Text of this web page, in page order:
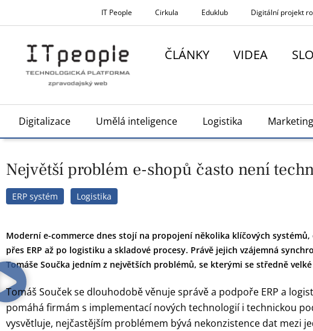
na
IT People Cirkula Eduklub Digitální projekt
ČLÁNKY VIDEA
Digitalizace Umělá inteligence Logistika Marketing
Největší problém e-shopů často není
ERP systém Logistika
Moderní e-commerce dnes stojí na propojení několika klíčových
přes ERP až po logistiku a skladové procesy. Právě jejich vzájemná
Tomáše Součka jedním z největších problémů, se kterými se středně
Tomáš Souček se dlouhodobě věnuje správě a podpoře ERP a
pomáhá firmám s implementací nových technologií i technickou
vysvětluje, nejčastějším problémem bývá nekonzistence dat mezi